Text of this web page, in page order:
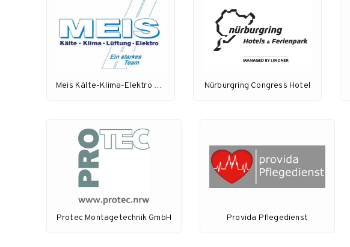
Meis Kälte-Klima-Elektro GmbH Nürburgring Congress Hotel
Protec Montagetechnik GmbH Provida Pflegedienst